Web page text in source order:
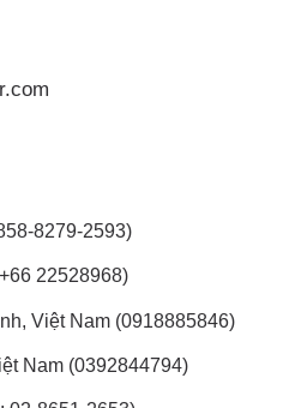
8279-2593)
22528968)
Việt Nam (0918885846)
Nam (0392844794)